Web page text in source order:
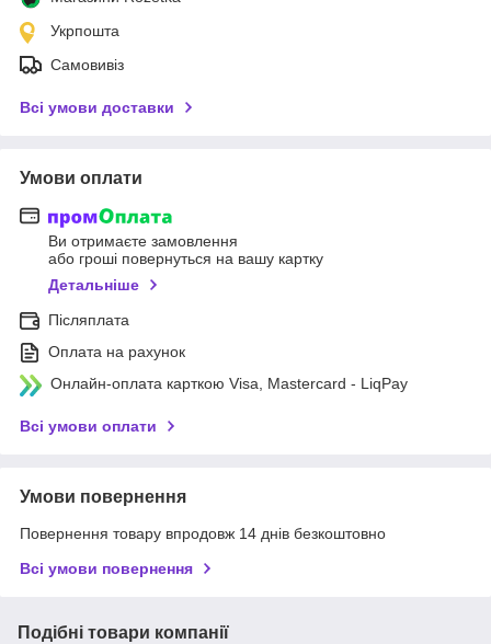
Укрпошта
Самовивіз
Всі умови доставки
Умови оплати
Ви отримаєте замовлення
або гроші повернуться на вашу картку
Детальніше
Післяплата
Оплата на рахунок
Онлайн-оплата карткою Visa, Mastercard - LiqPay
Всі умови оплати
Умови повернення
Повернення товару впродовж 14 днів безкоштовно
Всі умови повернення
Подібні товари компанії